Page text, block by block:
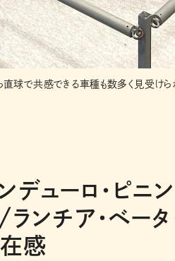
直球で共感できる車種も数多く見受けら
デューロ・ピニン
ンチア・ベータ
感